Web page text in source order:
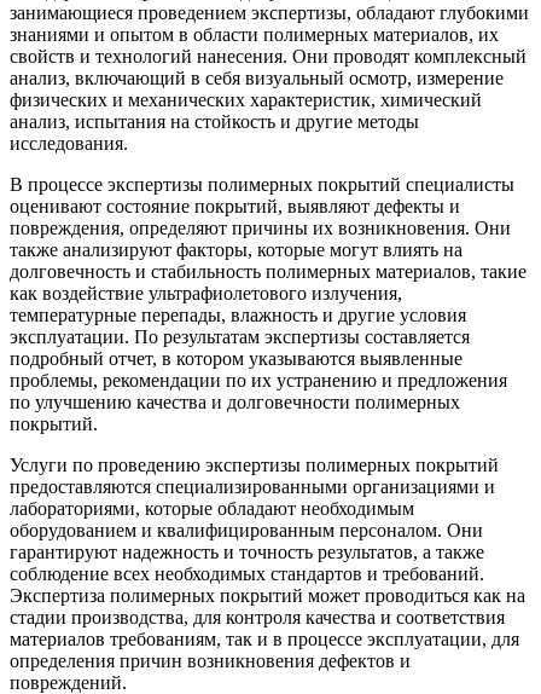
занимающиеся проведением экспертизы, обладают глубокими
знаниями и опытом в области полимерных материалов, их
свойств и технологий нанесения. Они проводят комплексный
анализ, включающий в себя визуальный осмотр, измерение
физических и механических характеристик, химический
анализ, испытания на стойкость и другие методы
исследования.
В процессе экспертизы полимерных покрытий специалисты
оценивают состояние покрытий, выявляют дефекты и
повреждения, определяют причины их возникновения. Они
также анализируют факторы, которые могут влиять на
долговечность и стабильность полимерных материалов, такие
как воздействие ультрафиолетового излучения,
температурные перепады, влажность и другие условия
эксплуатации. По результатам экспертизы составляется
подробный отчет, в котором указываются выявленные
проблемы, рекомендации по их устранению и предложения
по улучшению качества и долговечности полимерных
покрытий.
Услуги по проведению экспертизы полимерных покрытий
предоставляются специализированными организациями и
лабораториями, которые обладают необходимым
оборудованием и квалифицированным персоналом. Они
гарантируют надежность и точность результатов, а также
соблюдение всех необходимых стандартов и требований.
Экспертиза полимерных покрытий может проводиться как на
стадии производства, для контроля качества и соответствия
материалов требованиям, так и в процессе эксплуатации, для
определения причин возникновения дефектов и
повреждений.